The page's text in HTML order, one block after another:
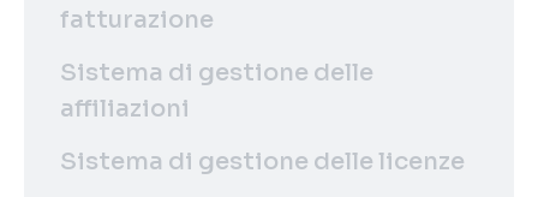
fatturazione
Sistema di gestione delle
affiliazioni
Sistema di gestione delle licenze